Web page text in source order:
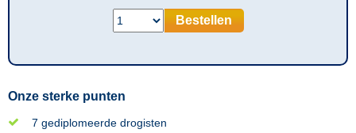
Bestellen
Onze sterke punten
7 gediplomeerde drogisten